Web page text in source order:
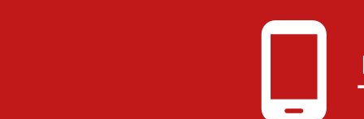
phone_android